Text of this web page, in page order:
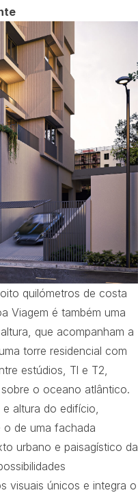
quilómetros de costa
Viagem é também uma
que acompanham a
torre residencial com
estúdios, Tl e T2,
o oceano atlântico.
altura do edifício,
de uma fachada
urbano e paisagístico da
visuais únicos e integra o